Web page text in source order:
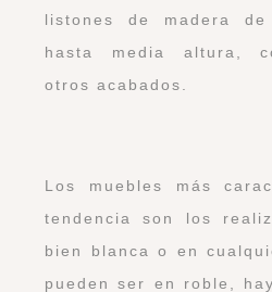
listones de madera
hasta media altura,
otros acabados.
Los muebles más
tendencia son los
bien blanca o en
pueden ser en roble,